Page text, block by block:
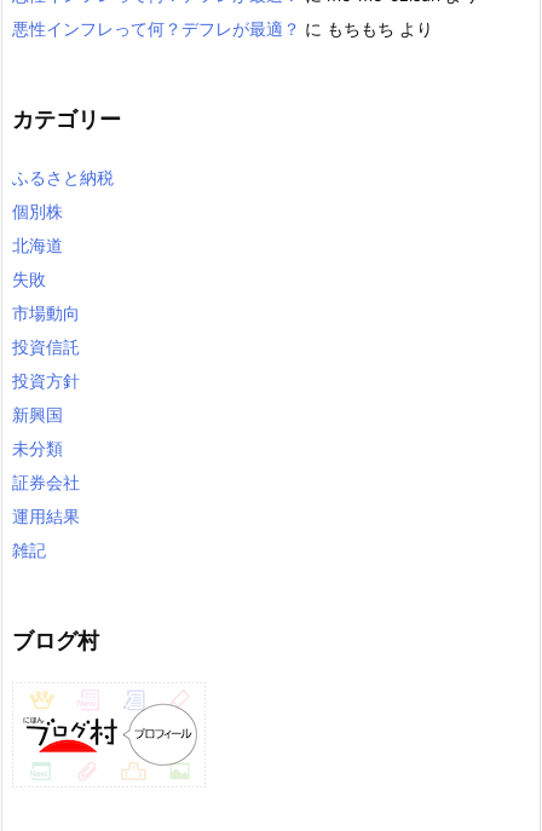
悪性インフレって何？デフレが最適？ に もちもち より
カテゴリー
ふるさと納税
個別株
北海道
失敗
市場動向
投資信託
投資方針
新興国
未分類
証券会社
運用結果
雑記
ブログ村